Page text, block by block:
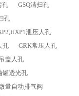
孔
GSQ清扫孔
孔
泄压人孔
孔
GRK常压人孔
盖人孔
罐透光孔
量自动排气阀